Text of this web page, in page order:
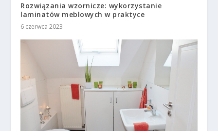
Rozwiązania wzornicze: wykorzystanie
laminatów meblowych w praktyce
6 czerwca 2023